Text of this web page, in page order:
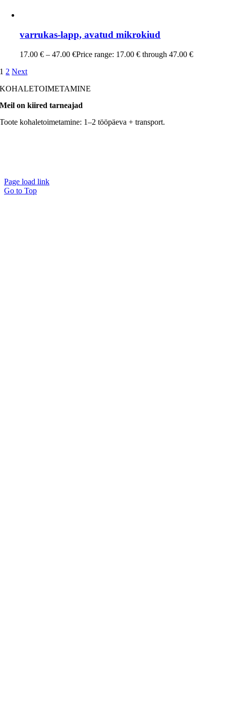
varrukas-lapp, avatud mikrokiud
17.00€ – 47.00€Price range: 17.00 € through 47.00 €
1 2 Next
KOHALETOIMETAMINE
Meil on kiired tarneajad
Toote kohaletoimetamine: 1–2 tööpäeva + transport.
Page load link
Go to Top